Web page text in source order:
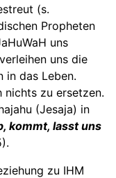
(s.
Propheten
uns
uns die
in das Leben.
nichts zu ersetzen.
(Jesaja) in
kommt, lasst uns
zu IHM